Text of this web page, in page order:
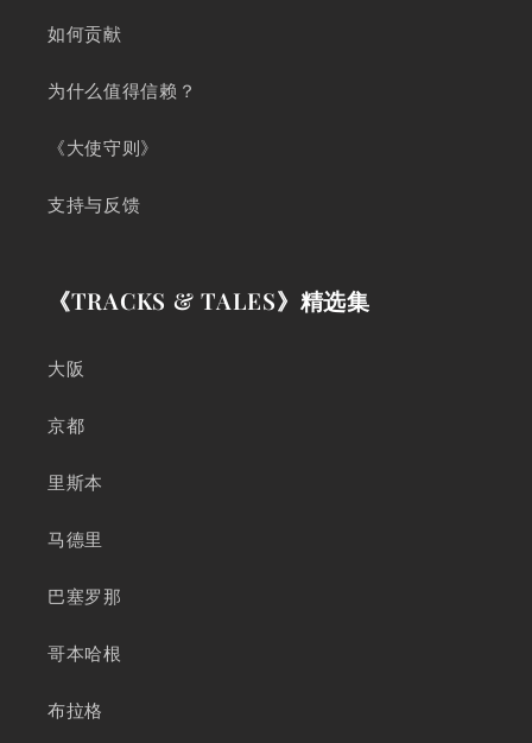
如何贡献
为什么值得信赖？
《大使守则》
支持与反馈
《TRACKS & TALES》精选集
大阪
京都
里斯本
马德里
巴塞罗那
哥本哈根
布拉格